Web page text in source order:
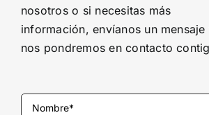
nosotros o si necesitas más
información, envíanos un mensaje
nos pondremos en contacto